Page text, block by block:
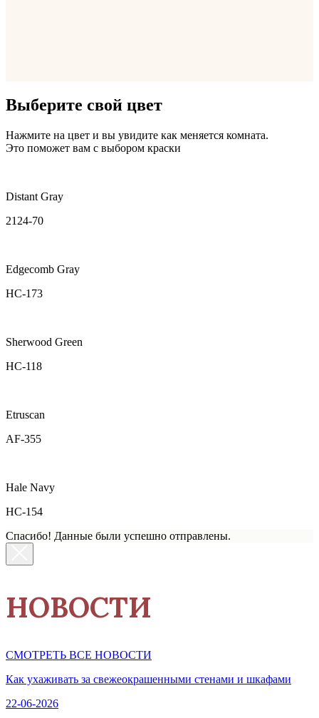
Выберите свой цвет
Нажмите на цвет и вы увидите как меняется комната.
Это поможет вам с выбором краски
Distant Gray
2124-70
Edgecomb Gray
HC-173
Sherwood Green
HC-118
Etruscan
AF-355
Hale Navy
HC-154
Спасибо! Данные были успешно отправлены.
НОВОСТИ
СМОТРЕТЬ ВСЕ НОВОСТИ
Как ухаживать за свежеокрашенными стенами и шкафами
22-06-2026